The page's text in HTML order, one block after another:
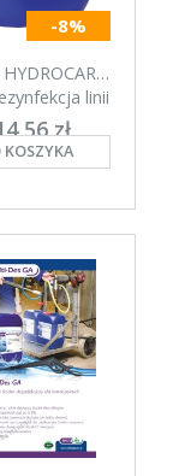
-8%
linii
zł
569,04 zł
KOSZYKA